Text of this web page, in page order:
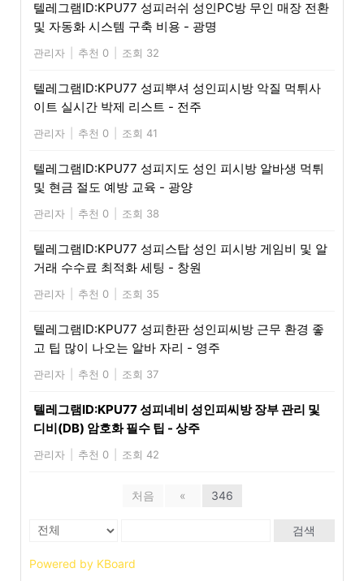
텔레그램ID:KPU77 성피러쉬 성인PC방 무인 매장 전환
및 자동화 시스템 구축 비용 - 광명
관리자 추천 0 조회 32
텔레그램ID:KPU77 성피뿌셔 성인피시방 악질 먹튀사
이트 실시간 박제 리스트 - 전주
관리자 추천 0 조회 41
텔레그램ID:KPU77 성피지도 성인 피시방 알바생 먹튀
및 현금 절도 예방 교육 - 광양
관리자 추천 0 조회 38
텔레그램ID:KPU77 성피스탑 성인 피시방 게임비 및 알
거래 수수료 최적화 세팅 - 창원
관리자 추천 0 조회 35
텔레그램ID:KPU77 성피한판 성인피씨방 근무 환경 좋
고 팁 많이 나오는 알바 자리 - 영주
관리자 추천 0 조회 37
텔레그램ID:KPU77 성피네비 성인피씨방 장부 관리 및
디비(DB) 암호화 필수 팁 - 상주
관리자 추천 0 조회 42
처음 « 346
검색
Powered by KBoard